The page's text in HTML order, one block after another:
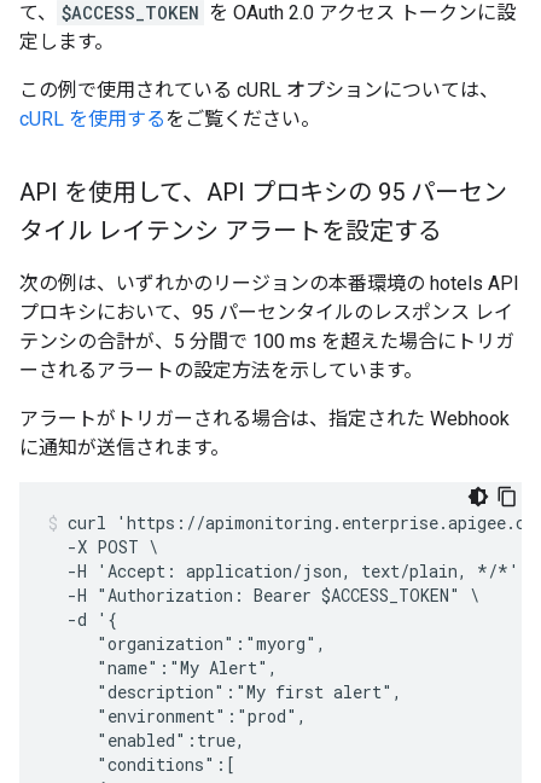
て、
$ACCESS_TOKEN を OAuth 2.0 アクセス トークンに設
定します。
この例で使用されている cURL オプションについては、
cURL を使用するをご覧ください。
API を使用して、API プロキシの 95 パーセン
タイル レイテンシ アラートを設定する
次の例は、いずれかのリージョンの本番環境の hotels API
プロキシにおいて、95 パーセンタイルのレスポンス レイ
テンシの合計が、5 分間で 100 ms を超えた場合にトリガ
ーされるアラートの設定方法を示しています。
アラートがトリガーされる場合は、指定された Webhook
に通知が送信されます。
curl 'https://
  -X POST \
-H 'Accept: application/json, text/plain, */*'
  -H "Authorization: Bearer $ACCESS_TOKEN" \
  -d '{
     "organization":"myorg",
     "name":"My Alert",
     "description":"My first alert",
     "environment":"prod",
     "enabled":true,
     "conditions":[